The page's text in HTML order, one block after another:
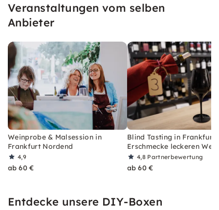
Veranstaltungen vom selben
Anbieter
Weinprobe & Malsession in
Frankfurt Nordend
4,9
ab 60 €
Blind Tasting in Frankfurt:
Erschmecke leckeren Wein
4,8 Partnerbewertung
ab 60 €
Entdecke unsere DIY-Boxen